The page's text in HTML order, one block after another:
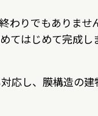
わりでもありませ
てはじめて完成し
応し、膜構造の